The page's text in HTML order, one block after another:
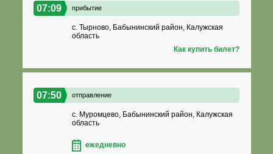
07:09 прибытие
с. Тырново, Бабынинский район, Калужская
область
Как купить билет?
07:50 отправление
с. Муромцево, Бабынинский район, Калужская
область
ежедневно